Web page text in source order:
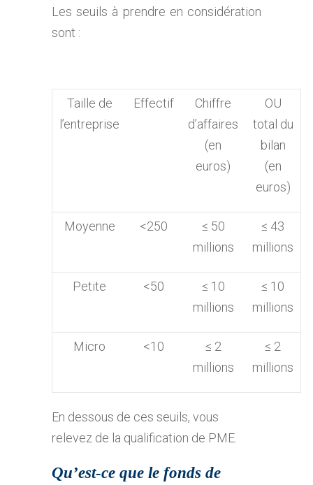
Les seuils à prendre en considération
sont :
Taille de
l’entreprise
Effectif
Chiffre
d’affaires
(en
euros)
OU
total du
bilan
(en
euros)
Moyenne <250
≤ 50
millions
≤ 43
millions
Petite <50
≤ 10
millions
≤ 10
millions
Micro <10
≤ 2
millions
≤ 2
millions
En dessous de ces seuils, vous
relevez de la qualification de PME.
Qu’est-ce que le fonds de